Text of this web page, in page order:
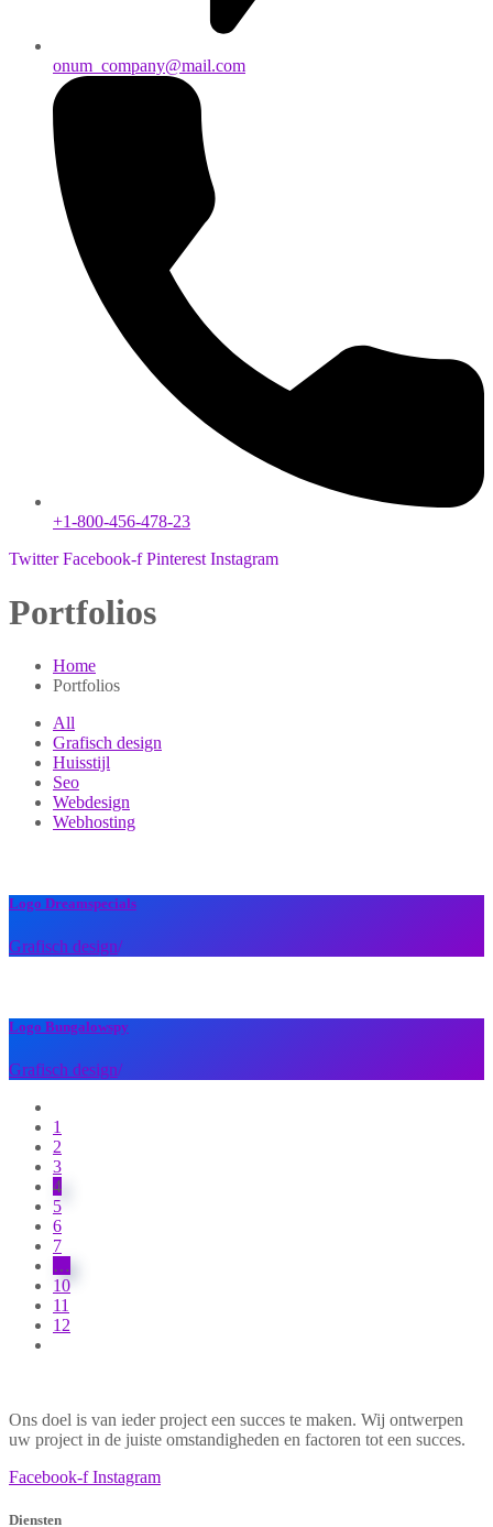
onum_company@mail.com
+1-800-456-478-23
Twitter Facebook-f Pinterest Instagram
Portfolios
Home
Portfolios
All
Grafisch design
Huisstijl
Seo
Webdesign
Webhosting
Logo Dreamspecials
Grafisch design/
Logo Bungalowspy
Grafisch design/
1
2
3
4
5
6
7
…
10
11
12
Ons doel is van ieder project een succes te maken. Wij ontwerpen
uw project in de juiste omstandigheden en factoren tot een succes.
Facebook-f Instagram
Diensten